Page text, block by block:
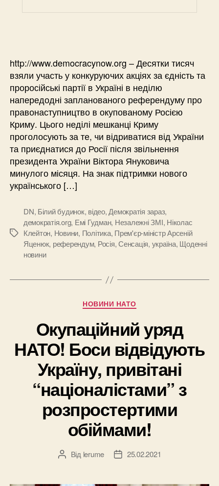
http://www.democracynow.org – Десятки тисяч
взяли участь у конкуруючих акціях за єдність та
проросійські партії в Україні в неділю
напередодні запланованого референдуму про
правонаступництво в окупованому Росією
Криму. Цього неділі мешканці Криму
проголосують за те, чи відриватися від України
та приєднатися до Росії після звільнення
президента України Віктора Януковича
минулого місяця. На знак підтримки нового
українського […]
Позначки
DN, Білий будинок, відео,Демократія зараз,
демократія.org, Емі Гудман, Незалежні ЗМІ, Ніколас
Клейтон, Новини, Політика, Прем'єр-міністр Арсеній
Яценюк, референдум, Росія,Сенсація, україна, Щоденні
новини
Категорії
НОВИНИ НАТО
Окупаційний уряд
НАТО! Боси відвідують
Україну, привітані
“націоналістами” з
розпростертими
обіймами!
Автор
Від lerume
Дата25.02.2021